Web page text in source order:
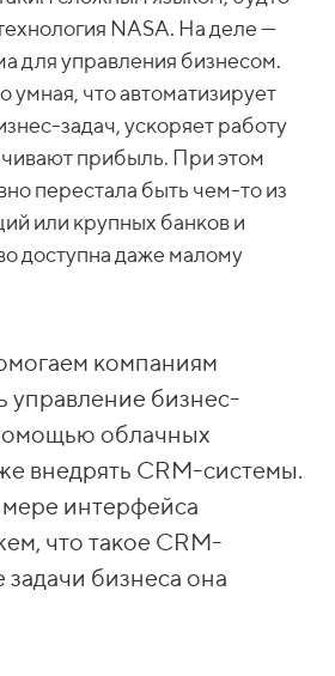
NASA. На деле —
для управления бизнесом.
умная, что автоматизирует
задач, ускоряет работу
прибыль. При этом
перестала быть чем-то из
или крупных банков и
доступна даже малому
компаниям
управление бизнес-
облачных
внедрять CRM-системы.
интерфейса
что такое CRM-
задачи бизнеса она